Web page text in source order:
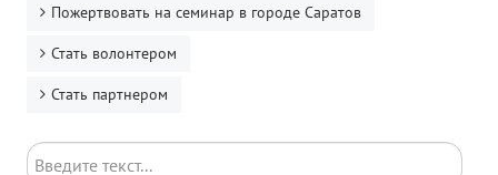
Пожертвовать на семинар в городе Саратов
Стать волонтером
Стать партнером
Поиск